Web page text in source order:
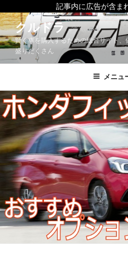
記事内に広告が含ま
コ
ン
テ
ツ
ス
キ
ッ
クルドラ
賢く車を購入するための総合サイト
盛りだくさん
メニュ